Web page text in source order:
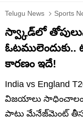
Telugu News Sports
స్వ్కాడ్‌లో
కారణం ఇదే!
India vs England
విజయాలు
పాటు మేనేజ్‌మెంట్